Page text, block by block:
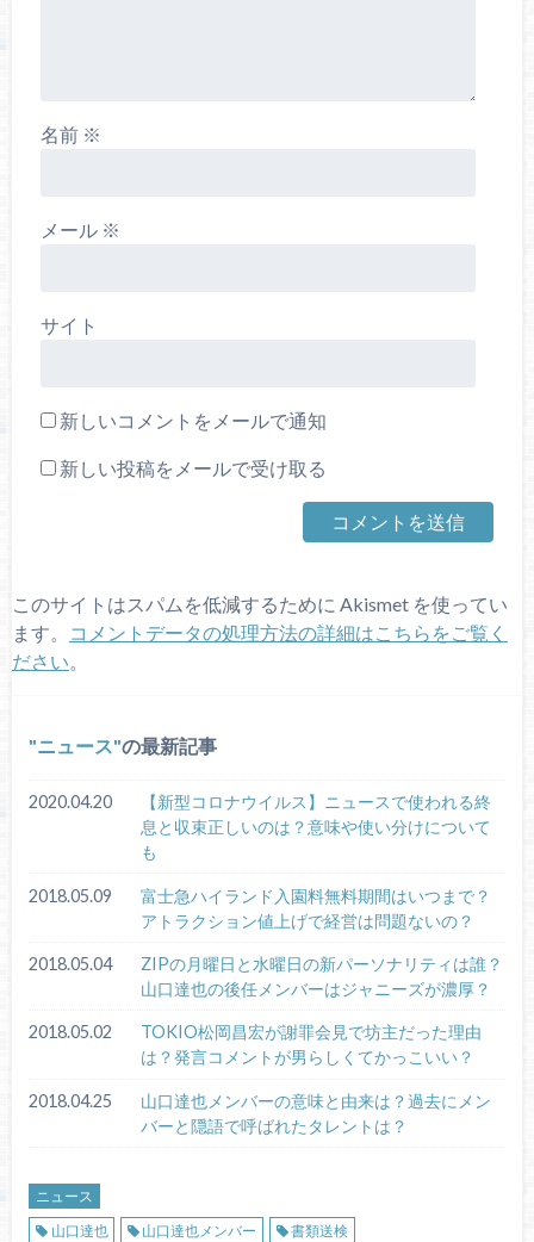
名前 ※
メール ※
サイト
新しいコメントをメールで通知
新しい投稿をメールで受け取る
このサイトはスパムを低減するために Akismet を使ってい
ます。
コメントデータの処理方法の詳細はこちらをご覧く
ださい
ニュース の最新記事
2020.04.20
【新型コロナウイルス】ニュースで使われる終
息と収束正しいのは？意味や使い分けについて
も
2018.05.09
富士急ハイランド入園料無料期間はいつまで？
アトラクション値上げで経営は問題ないの？
2018.05.04
ZIPの月曜日と水曜日の新パーソナリティは誰？
山口達也の後任メンバーはジャニーズが濃厚？
2018.05.02
TOKIO松岡昌宏が謝罪会見で坊主だった理由
は？発言コメントが男らしくてかっこいい？
2018.04.25
山口達也メンバーの意味と由来は？過去にメン
バーと隠語で呼ばれたタレントは？
ニュース
山口達也
山口達也メンバー 書類送検